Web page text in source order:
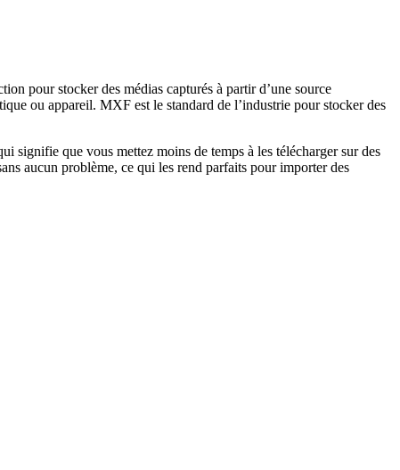
pour stocker des médias capturés à partir d’une source
ou appareil. MXF est le standard de l’industrie pour stocker des
signifie que vous mettez moins de temps à les télécharger sur des
aucun problème, ce qui les rend parfaits pour importer des